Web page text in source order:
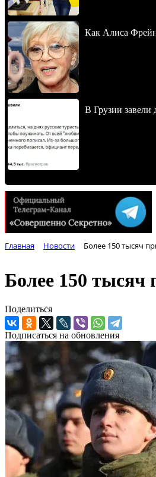
Как Алиса
В Грузии завели
Главная Новости Более 150 тысяч
Более 150 тысяч
Поделиться
Подписаться на обновления